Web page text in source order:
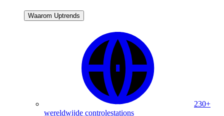
Waarom Uptrends
230+
wereldwijde controlestations